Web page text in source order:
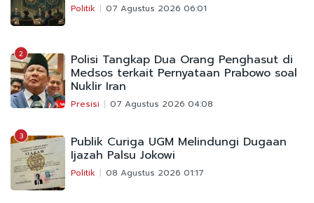
Politik 07 Agustus 2026 06:01
2 Polisi Tangkap Dua Orang Penghasut di
Medsos terkait Pernyataan Prabowo soal
Nuklir Iran
Presisi 07 Agustus 2026 04:08
3 Publik Curiga UGM Melindungi Dugaan
Ijazah Palsu Jokowi
Politik 08 Agustus 2026 01:17